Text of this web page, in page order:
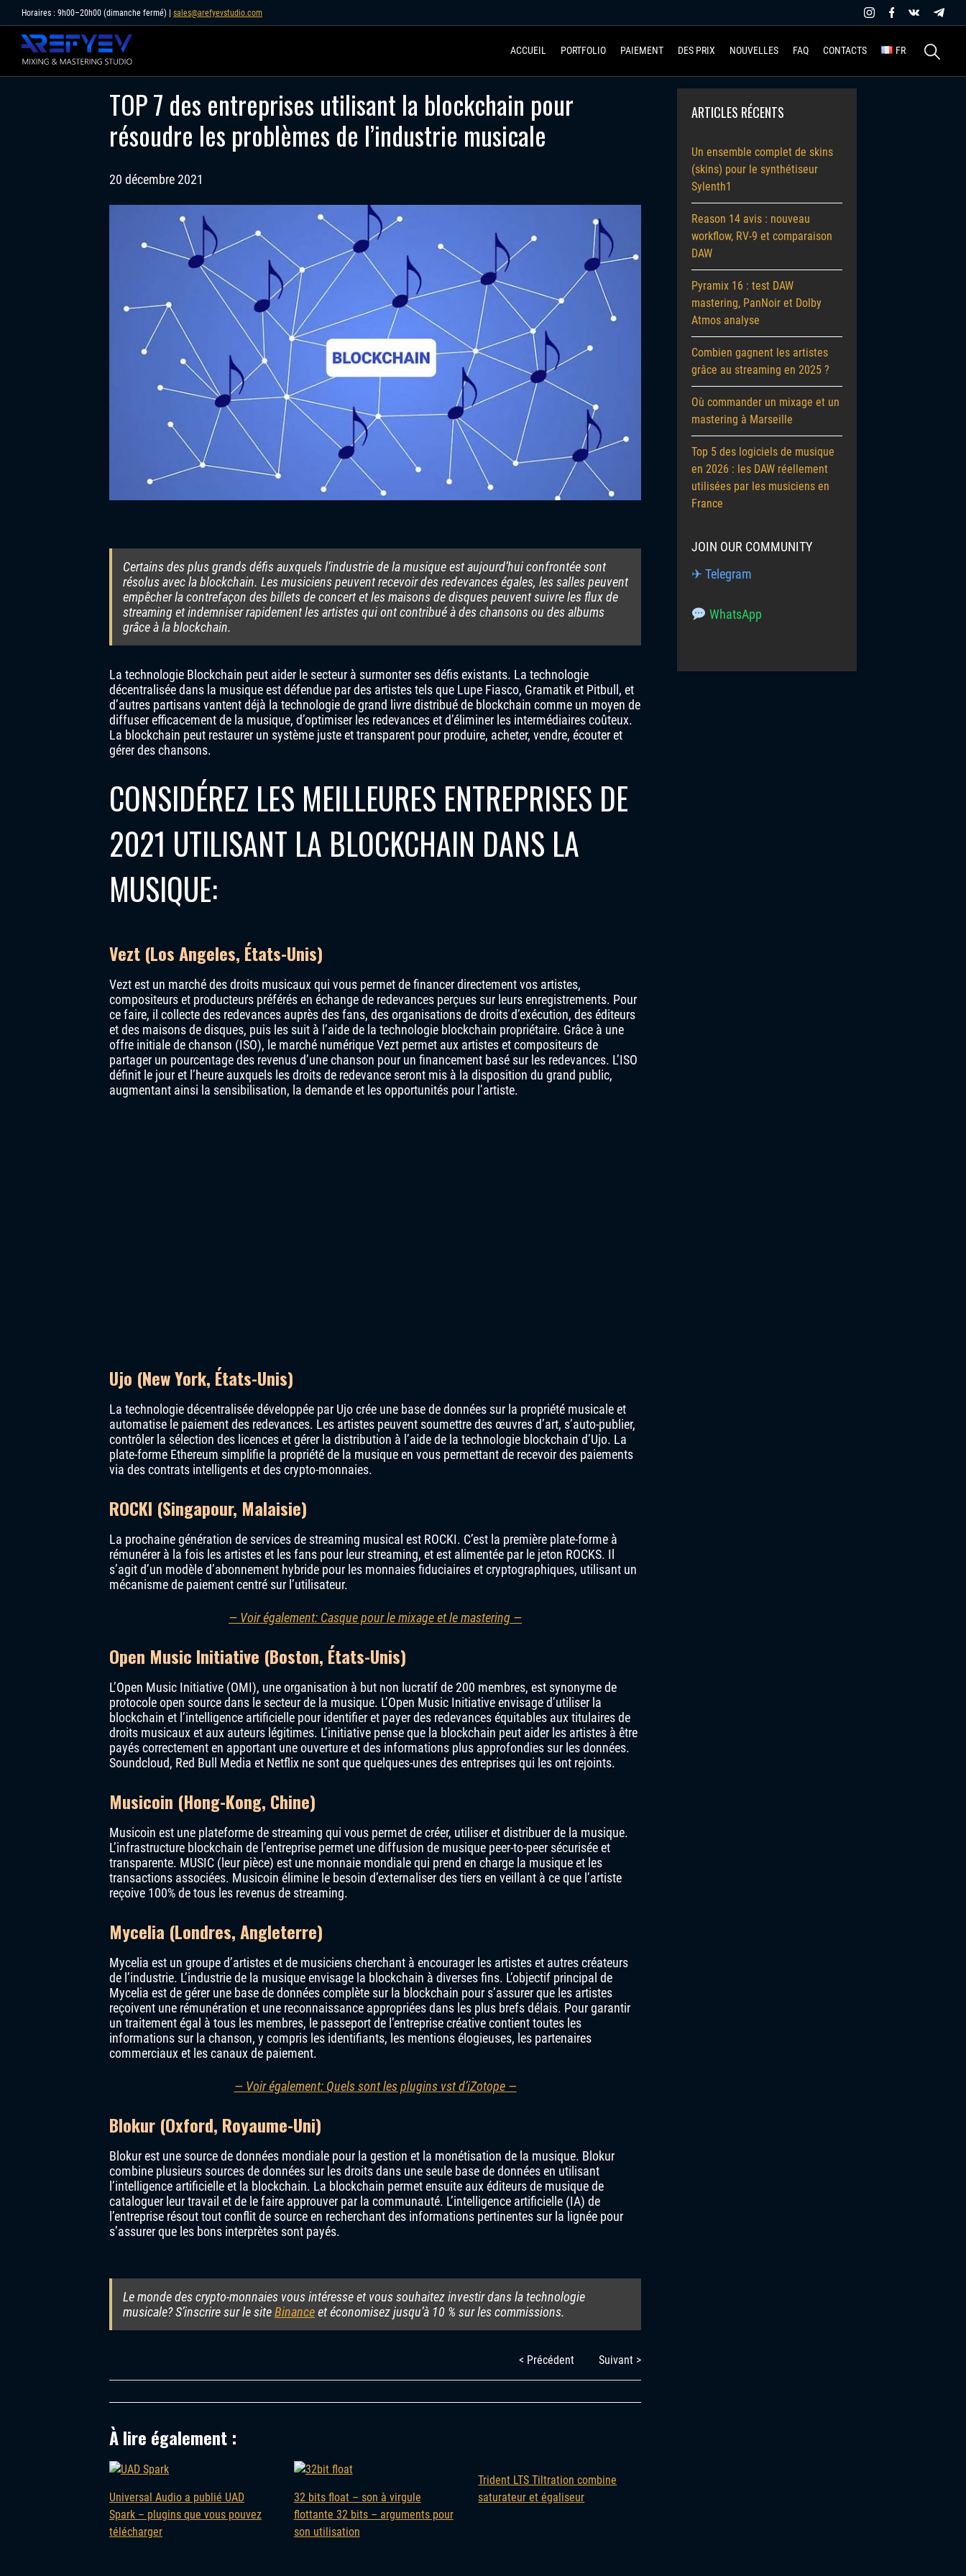
to
content
Horaires : 9h00–20h00 (dimanche fermé) | sales@arefyevstudio.com
ACCUEIL PORTFOLIO PAIEMENT DES PRIX NOUVELLES FAQ CONTACTS FR
TOP 7 des entreprises utilisant la blockchain pour
résoudre les problèmes de l’industrie musicale
20 décembre 2021
Certains des plus grands défis auxquels l’industrie de la musique est aujourd’hui confrontée sont
résolus avec la blockchain. Les musiciens peuvent recevoir des redevances égales, les salles peuvent
empêcher la contrefaçon des billets de concert et les maisons de disques peuvent suivre les flux de
streaming et indemniser rapidement les artistes qui ont contribué à des chansons ou des albums
grâce à la blockchain.
La technologie Blockchain peut aider le secteur à surmonter ses défis existants. La technologie
décentralisée dans la musique est défendue par des artistes tels que Lupe Fiasco, Gramatik et Pitbull, et
d’autres partisans vantent déjà la technologie de grand livre distribué de blockchain comme un moyen de
diffuser efficacement de la musique, d’optimiser les redevances et d’éliminer les intermédiaires coûteux.
La blockchain peut restaurer un système juste et transparent pour produire, acheter, vendre, écouter et
gérer des chansons.
CONSIDÉREZ LES MEILLEURES ENTREPRISES DE
2021 UTILISANT LA BLOCKCHAIN DANS LA
MUSIQUE:
Vezt (Los Angeles, États-Unis)
Vezt est un marché des droits musicaux qui vous permet de financer directement vos artistes,
compositeurs et producteurs préférés en échange de redevances perçues sur leurs enregistrements. Pour
ce faire, il collecte des redevances auprès des fans, des organisations de droits d’exécution, des éditeurs
et des maisons de disques, puis les suit à l’aide de la technologie blockchain propriétaire. Grâce à une
offre initiale de chanson (ISO), le marché numérique Vezt permet aux artistes et compositeurs de
partager un pourcentage des revenus d’une chanson pour un financement basé sur les redevances. L’ISO
définit le jour et l’heure auxquels les droits de redevance seront mis à la disposition du grand public,
augmentant ainsi la sensibilisation, la demande et les opportunités pour l’artiste.
Ujo (New York, États-Unis)
La technologie décentralisée développée par Ujo crée une base de données sur la propriété musicale et
automatise le paiement des redevances. Les artistes peuvent soumettre des œuvres d’art, s’auto-publier,
contrôler la sélection des licences et gérer la distribution à l’aide de la technologie blockchain d’Ujo. La
plate-forme Ethereum simplifie la propriété de la musique en vous permettant de recevoir des paiements
via des contrats intelligents et des crypto-monnaies.
ROCKI (Singapour, Malaisie)
La prochaine génération de services de streaming musical est ROCKI. C’est la première plate-forme à
rémunérer à la fois les artistes et les fans pour leur streaming, et est alimentée par le jeton ROCKS. Il
s’agit d’un modèle d’abonnement hybride pour les monnaies fiduciaires et cryptographiques, utilisant un
mécanisme de paiement centré sur l’utilisateur.
— Voir également: Casque pour le mixage et le mastering —
Open Music Initiative (Boston, États-Unis)
L’Open Music Initiative (OMI), une organisation à but non lucratif de 200 membres, est synonyme de
protocole open source dans le secteur de la musique. L’Open Music Initiative envisage d’utiliser la
blockchain et l’intelligence artificielle pour identifier et payer des redevances équitables aux titulaires de
droits musicaux et aux auteurs légitimes. L’initiative pense que la blockchain peut aider les artistes à être
payés correctement en apportant une ouverture et des informations plus approfondies sur les données.
Soundcloud, Red Bull Media et Netflix ne sont que quelques-unes des entreprises qui les ont rejoints.
Musicoin (Hong-Kong, Chine)
Musicoin est une plateforme de streaming qui vous permet de créer, utiliser et distribuer de la musique.
L’infrastructure blockchain de l’entreprise permet une diffusion de musique peer-to-peer sécurisée et
transparente. MUSIC (leur pièce) est une monnaie mondiale qui prend en charge la musique et les
transactions associées. Musicoin élimine le besoin d’externaliser des tiers en veillant à ce que l’artiste
reçoive 100% de tous les revenus de streaming.
Mycelia (Londres, Angleterre)
Mycelia est un groupe d’artistes et de musiciens cherchant à encourager les artistes et autres créateurs
de l’industrie. L’industrie de la musique envisage la blockchain à diverses fins. L’objectif principal de
Mycelia est de gérer une base de données complète sur la blockchain pour s’assurer que les artistes
reçoivent une rémunération et une reconnaissance appropriées dans les plus brefs délais. Pour garantir
un traitement égal à tous les membres, le passeport de l’entreprise créative contient toutes les
informations sur la chanson, y compris les identifiants, les mentions élogieuses, les partenaires
commerciaux et les canaux de paiement.
— Voir également: Quels sont les plugins vst d’iZotope —
Blokur (Oxford, Royaume-Uni)
Blokur est une source de données mondiale pour la gestion et la monétisation de la musique. Blokur
combine plusieurs sources de données sur les droits dans une seule base de données en utilisant
l’intelligence artificielle et la blockchain. La blockchain permet ensuite aux éditeurs de musique de
cataloguer leur travail et de le faire approuver par la communauté. L’intelligence artificielle (IA) de
l’entreprise résout tout conflit de source en recherchant des informations pertinentes sur la lignée pour
s’assurer que les bons interprètes sont payés.
Le monde des crypto-monnaies vous intéresse et vous souhaitez investir dans la technologie
musicale? S’inscrire sur le siteBinanceet économisez jusqu’à 10 % sur les commissions.
< Précédent Suivant >
À lire également :
Universal Audio a publié UAD
Spark – plugins que vous pouvez
télécharger
32 bits float – son à virgule
flottante 32 bits – arguments pour
son utilisation
Trident LTS Tiltration combine
saturateur et égaliseur
ARTICLES RÉCENTS
Un ensemble complet de skins
(skins) pour le synthétiseur
Sylenth1
Reason 14 avis : nouveau
workflow, RV-9 et comparaison
DAW
Pyramix 16 : test DAW
mastering, PanNoir et Dolby
Atmos analyse
Combien gagnent les artistes
grâce au streaming en 2025 ?
Où commander un mixage et un
mastering à Marseille
Top 5 des logiciels de musique
en 2026 : les DAW réellement
utilisées par les musiciens en
France
JOIN OUR COMMUNITY
✈ Telegram
WhatsApp